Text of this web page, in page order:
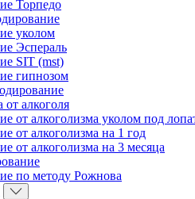
Торпедо
уколом
Эспераль
SIT (mst)
гипнозом
алкоголя
от алкоголизма уколом под
от алкоголизма на 1 год
от алкоголизма на 3 месяца
по методу Рожнова